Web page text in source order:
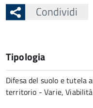
Condividi
Tipologia
Difesa del suolo e tutela
territorio - Varie,